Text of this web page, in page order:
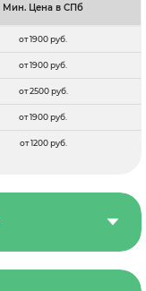
Мин. Цена в СПб
от 1900 руб.
от 1900 руб.
от 2500 руб.
от 1900 руб.
от 1200 руб.